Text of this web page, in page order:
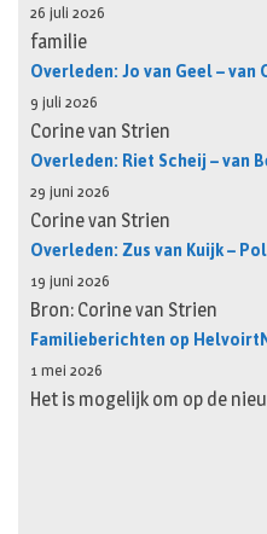
26 juli 2026
familie
Overleden: Jo van Geel – van
9 juli 2026
Corine van Strien
Overleden: Riet Scheij – van
29 juni 2026
Corine van Strien
Overleden: Zus van Kuijk –
19 juni 2026
Bron: Corine van Strien
Familieberichten op
1 mei 2026
Het is mogelijk om op de